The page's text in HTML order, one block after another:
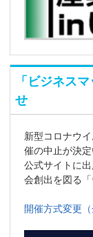
「ビジネス
せ
新型コロナウ
催の中止が決定
公式サイトに
会創出を図る
開催方式変更